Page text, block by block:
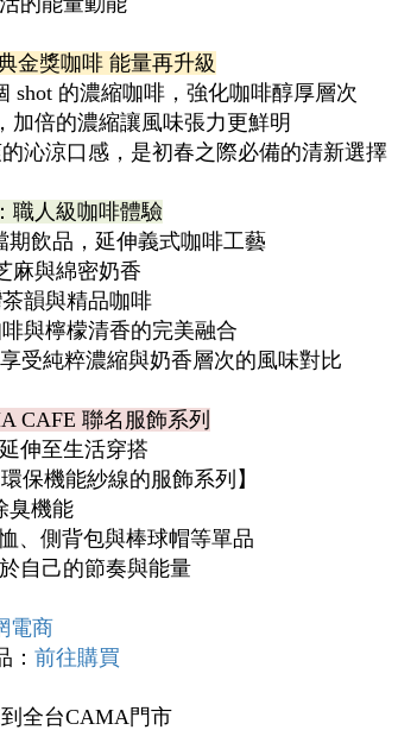
金獎咖啡 能量再升級
的濃縮咖啡，強化咖啡醇厚層次
倍的濃縮讓風味張力更鮮明
沁涼口感，是初春之際必備的清新選擇
職人級咖啡體驗
飲品，延伸義式咖啡工藝
麻與綿密奶香
韻與精品咖啡
與檸檬清香的完美融合
受純粹濃縮與奶香層次的風味對比
CAFE 聯名服飾系列
伸至生活穿搭
保機能紗線的服飾系列】
臭機能
、側背包與棒球帽等單品
自己的節奏與能量
電商
： 前往購買
全台CAMA門市